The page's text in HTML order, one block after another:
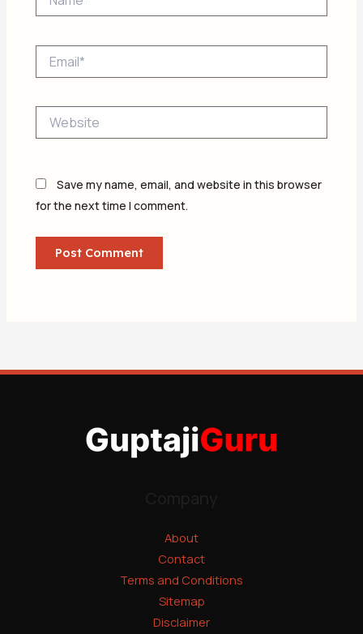
Save my name, email, and website in this browser
for the next time I comment.
About
Contact
Terms and Conditions
Sitemap
Disclaimer